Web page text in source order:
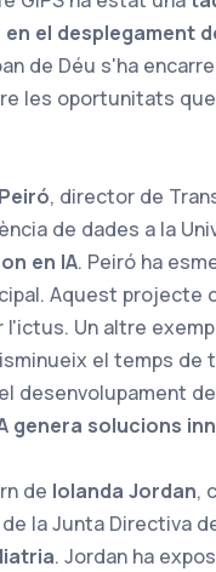
el desplegament
de Déu s'ha
les oportunitats
, director de
de dades a la
en IA. Peiró ha
Aquest
l'ictus. Un altre
el temps
desenvolupament
genera solucions
de Iolanda Jordan,
la Junta Directiva
. Jordan ha